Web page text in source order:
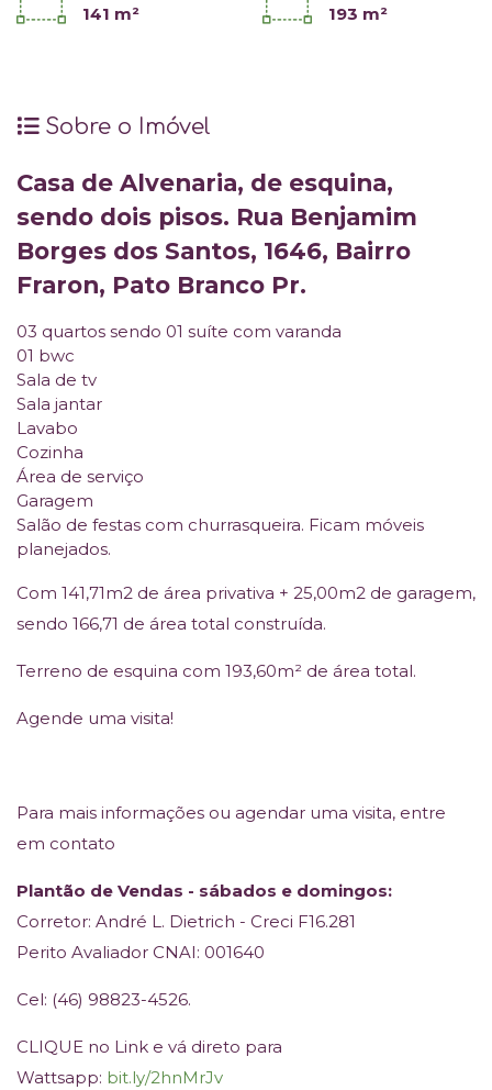
141 m² 193 m²
Sobre o Imóvel
Casa de Alvenaria, de esquina,
sendo dois pisos. Rua Benjamim
Borges dos Santos, 1646, Bairro
Fraron, Pato Branco Pr.
03 quartos sendo 01 suíte com varanda
01 bwc
Sala de tv
Sala jantar
Lavabo
Cozinha
Área de serviço
Garagem
Salão de festas com churrasqueira. Ficam móveis
planejados.
Com 141,71m2 de área privativa + 25,00m2 de garagem,
sendo 166,71 de área total construída.
Terreno de esquina com 193,60m² de área total.
Agende uma visita!
Para mais informações ou agendar uma visita, entre
em contato
Plantão de Vendas - sábados e domingos:
Corretor: André L. Dietrich - Creci F16.281
Perito Avaliador CNAI: 001640
Cel: (46) 98823-4526.
CLIQUE no Link e vá direto para
Wattsapp: bit.ly/2hnMrJv